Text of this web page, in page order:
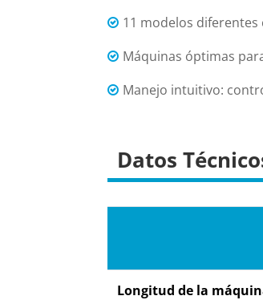
11 modelos diferentes
Máquinas óptimas
Manejo intuitivo:
Datos
Longitud de la